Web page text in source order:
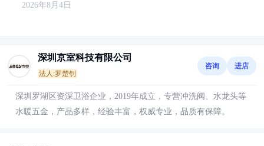
2026年8月4日
深圳京室科技有限公司
法人:罗楚钊
咨询 进店
深圳罗湖区资深卫浴企业，2019年成立，专营冲洗阀、水龙头等
水暖五金，产品多样，经验丰富，权威专业，品质有保障。